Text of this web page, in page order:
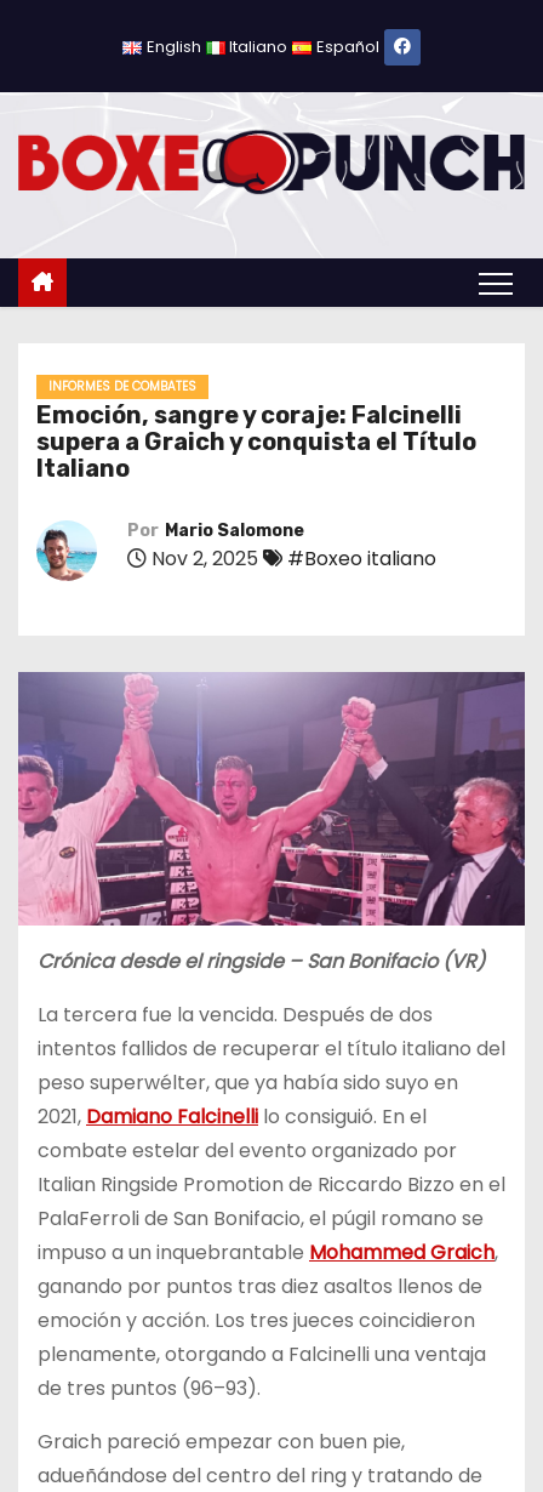
l
English Italiano Español
INFORMES DE COMBATES
Emoción, sangre y coraje: Falcinelli
supera a Graich y conquista el Título
Italiano
Por Mario Salomone
Nov 2, 2025 #Boxeo italiano
Crónica desde el ringside – San Bonifacio (VR)
La tercera fue la vencida. Después de dos
intentos fallidos de recuperar el título italiano del
peso superwélter, que ya había sido suyo en
2021, Damiano Falcinelli lo consiguió. En el
combate estelar del evento organizado por
Italian Ringside Promotion de Riccardo Bizzo en el
PalaFerroli de San Bonifacio, el púgil romano se
impuso a un inquebrantable Mohammed Graich,
ganando por puntos tras diez asaltos llenos de
emoción y acción. Los tres jueces coincidieron
plenamente, otorgando a Falcinelli una ventaja
de tres puntos (96–93).
Graich pareció empezar con buen pie,
adueñándose del centro del ring y tratando de